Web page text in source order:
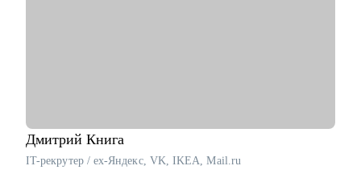
Дмитрий Книга
IT-рекрутер / ex-Яндекс, VK, IKEA, Mail.ru